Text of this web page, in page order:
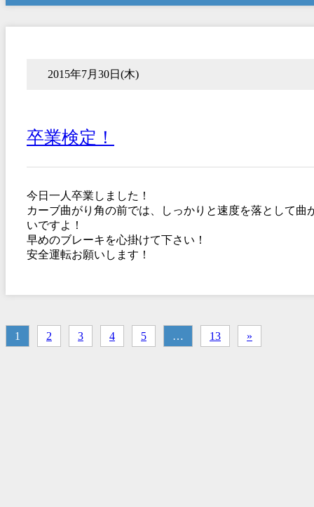
2015年7月30日(木)
卒業検定！
今日一人卒業しました！
カーブ曲がり角の前では、しっかりと速度を落として曲
いですよ！
早めのブレーキを心掛けて下さい！
安全運転お願いします！
1 2 3 4 5 … 13 »